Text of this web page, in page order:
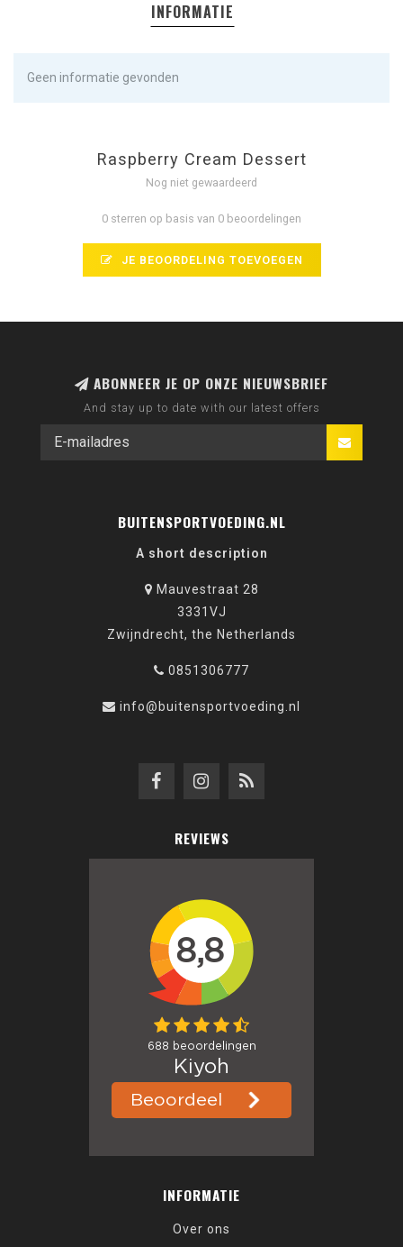
INFORMATIE
Geen informatie gevonden
Raspberry Cream Dessert
Nog niet gewaardeerd
0 sterren op basis van 0 beoordelingen
JE BEOORDELING TOEVOEGEN
ABONNEER JE OP ONZE NIEUWSBRIEF
And stay up to date with our latest offers
BUITENSPORTVOEDING.NL
A short description
Mauvestraat 28
3331VJ
Zwijndrecht, the Netherlands
0851306777
info@buitensportvoeding.nl
REVIEWS
INFORMATIE
Over ons